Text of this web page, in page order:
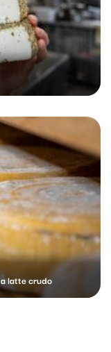
latte crudo